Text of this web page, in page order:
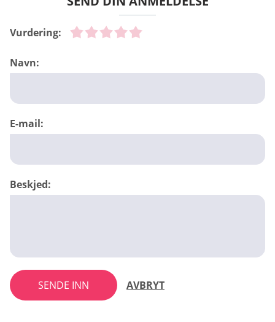
Vurdering:
Navn:
E-mail:
Beskjed:
SENDE INN AVBRYT